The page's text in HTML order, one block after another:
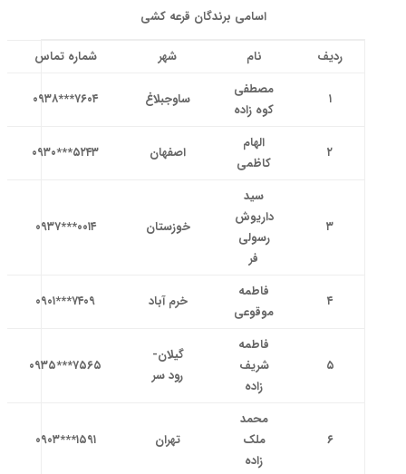
اسامی برندگان قرعه کشی
ردیف نام شهر شماره تماس
۱
مصطفی
کوه زاده
ساوجبلاغ ۷۶۰۴***۰۹۳۸
۲
الهام
کاظمی
اصفهان ۵۲۴۳***۰۹۳۰
۳
سید
داریوش
رسولی
فر
خوزستان ۰۰۱۴***۰۹۳۷
۴
فاطمه
موقوعی
خرم آباد ۷۴۰۹***۰۹۰۱
۵
فاطمه
شریف
زاده
گیلان-
رود سر
۷۵۶۵***۰۹۳۵
۶
محمد
ملک
زاده
تهران ۱۵۹۱***۰۹۰۳